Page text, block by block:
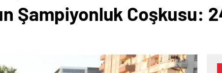
Şampiyonluk Coşkusu: